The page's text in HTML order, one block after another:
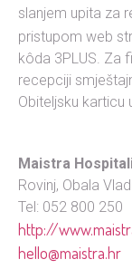
slanjem upita za
pristupom web
kôda 3PLUS. Za
recepciji
Obiteljsku karticu
Maistra
Rovinj, Obala
Tel: 052 800 250
http://
hello@maistra.hr